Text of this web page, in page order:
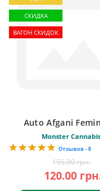
СКИДКА
ВАГОН СКИДОК
Auto Afgani
Monster Cannabis
Отзывов - 8
155.00 грн.
120.00